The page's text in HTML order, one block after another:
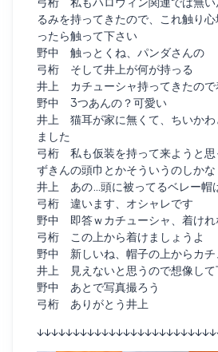
るみを持ってきたので、これ触り
ったら触って下さい
野中 触っとくね、パンダさんの
弓桁 そして井上が何が持っる
井上 カチューシャ持ってきたので
野中 3つあんの？可愛い
井上 猫耳が家に無くて、ちいかわ
ました
弓桁 私も仮装を持って来ようと思
ずきんの頭巾とかそういうのしかな
井上 あの…頭に被ってるベレー帽
弓桁 違います、オシャレです
野中 即答ｗカチューシャ、着けれ
弓桁 この上から着けましょうよ
野中 新しいね、帽子の上からカチ
井上 見えないと思うので想像して
野中 あとで写真撮ろう
弓桁 ありがとう井上